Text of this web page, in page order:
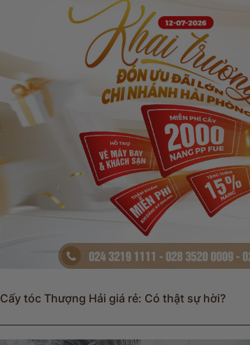
Cấy tóc Thượng Hải giá rẻ: Có thật sự hời?